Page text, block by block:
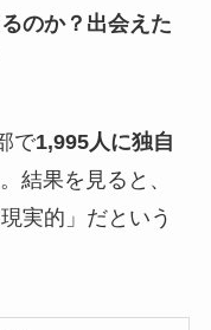
のか？出会えた
で1,995人に独自
結果を見ると、
実的」だという